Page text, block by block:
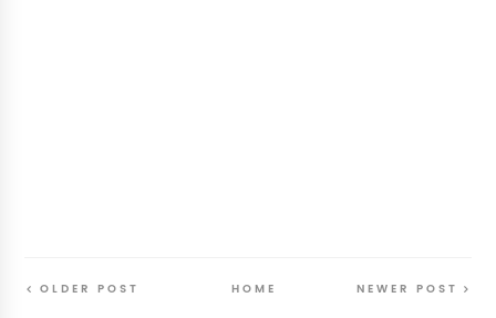
NEWER POST
OLDER POST HOME